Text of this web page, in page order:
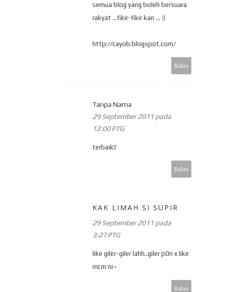
semua blog yang boleh bersuara
rakyat ...fikir-fikir kan ... :)
http://cayob.blogspot.com/
Balas
Tanpa Nama
29 September 2011 pada
12:00 PTG
terbaik!!
Balas
KAK LIMAH SI SUPIR
29 September 2011 pada
3:27 PTG
like giler-giler lahh..giler p0n x like
mcm ni~
Balas